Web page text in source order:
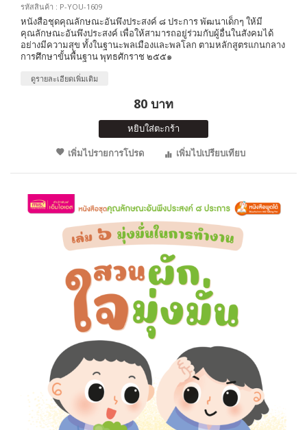
รหัสสินค้า : P-YOU-1609
หนังสือชุดคุณลักษณะอันพึงประสงค์ ๘ ประการ พัฒนาเด็กๆ ให้มี
คุณลักษณะอันพึงประสงค์ เพื่อให้สามารถอยู่ร่วมกับผู้อื่นในสังคมได้
อย่างมีความสุข ทั้งในฐานะพลเมืองและพลโลก ตามหลักสูตรแกนกลาง
การศึกษาขั้นพื้นฐาน พุทธศักราช ๒๕๕๑
ดูรายละเอียดเพิ่มเติม
80 บาท
หยิบใส่ตะกร้า
เพิ่มไปรายการโปรด
เพิ่มไปเปรียบเทียบ